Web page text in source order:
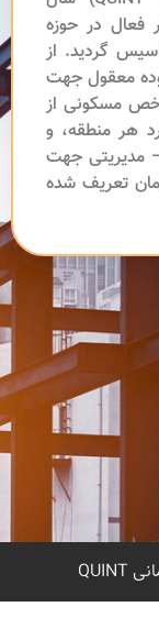
فعال در حوزه
گردید. از
معقول جهت
مسکونی از
هر منطقه، و
مدیریتی جهت
تعریف شده
QUINT